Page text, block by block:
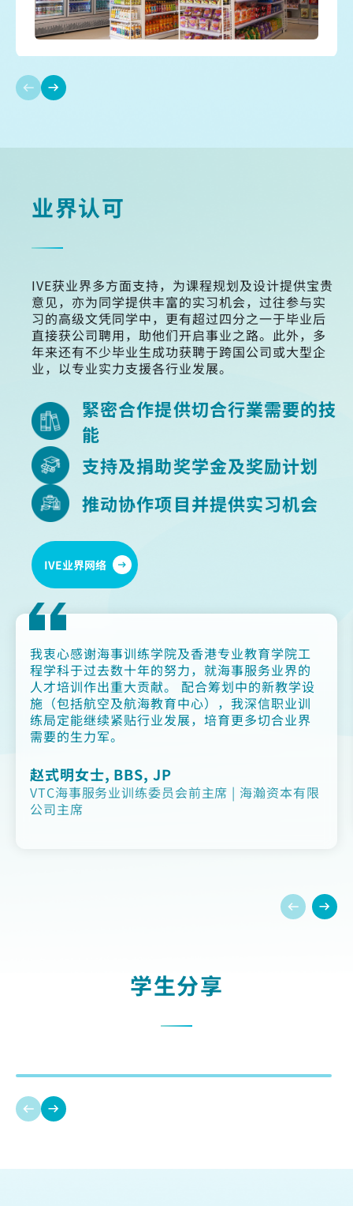
业界认可
IVE获业界多方面支持，为课程规划及设计提供宝贵
意见，亦为同学提供丰富的实习机会，过往参与实
习的高级文凭同学中，更有超过四分之一于毕业后
直接获公司聘用，助他们开启事业之路。此外，多
年来还有不少毕业生成功获聘于跨国公司或大型企
业，以专业实力支援各行业发展。
緊密合作提供切合行業需要的技
能
支持及捐助奖学金及奖励计划
推动协作项目并提供实习机会
IVE业界网络
我衷心感谢海事训练学院及香港专业教育学院工
程学科于过去数十年的努力，就海事服务业界的
人才培训作出重大贡献。 配合筹划中的新教学设
施（包括航空及航海教育中心），我深信职业训
练局定能继续紧贴行业发展，培育更多切合业界
需要的生力军。
赵式明女士, BBS, JP
VTC海事服务业训练委员会前主席 | 海瀚资本有限
公司主席
学生分享
余采妮